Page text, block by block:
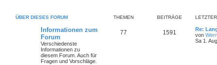
ÜBER DIESES FORUM THEMEN BEITRÄGE
Informationen zum
Forum
Verschiedenste
Informationen zu
diesem Forum. Auch für
Fragen und Vorschläge.
77 1591
Re:
von
Sa 1.